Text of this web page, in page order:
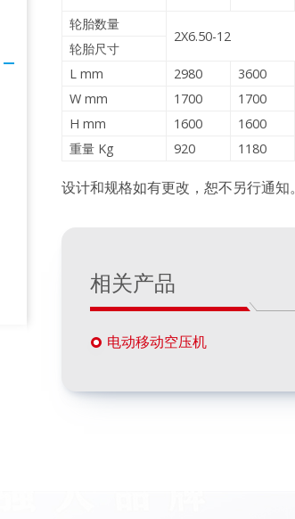
轮胎数量
2X6.50-12
轮胎尺寸
L mm
2980 3600
W mm
1700 1700
H mm
1600 1600
重量 Kg
920 1180
设计和规格如有更改，恕不另行通知。
相关产品
电动移动空压机